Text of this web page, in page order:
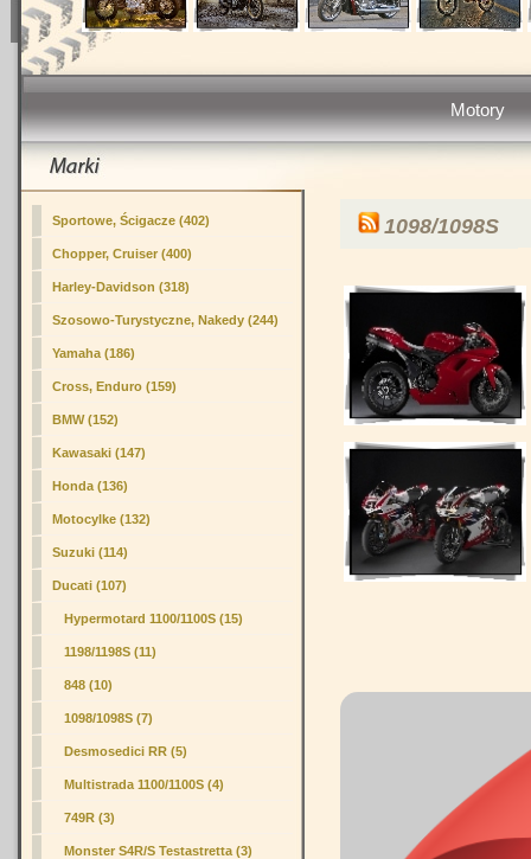
Motory
Sportowe, Ścigacze (402)
Chopper, Cruiser (400)
Harley-Davidson (318)
Szosowo-Turystyczne, Nakedy (244)
Yamaha (186)
Cross, Enduro (159)
BMW (152)
Kawasaki (147)
Honda (136)
Motocylke (132)
Suzuki (114)
Ducati (107)
Hypermotard 1100/1100S (15)
1198/1198S (11)
848 (10)
1098/1098S (7)
Desmosedici RR (5)
Multistrada 1100/1100S (4)
749R (3)
Monster S4R/S Testastretta (3)
1098/1098S